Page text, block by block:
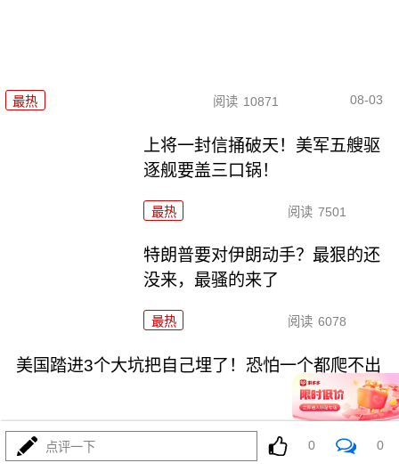
最热 阅读 10871 08-03
上将一封信捅破天！美军五艘驱
逐舰要盖三口锅！
最热 阅读 7501
特朗普要对伊朗动手？最狠的还
没来，最骚的来了
最热 阅读 6078
美国踏进3个大坑把自己埋了！恐怕一个都爬不出
点评一下 0 0